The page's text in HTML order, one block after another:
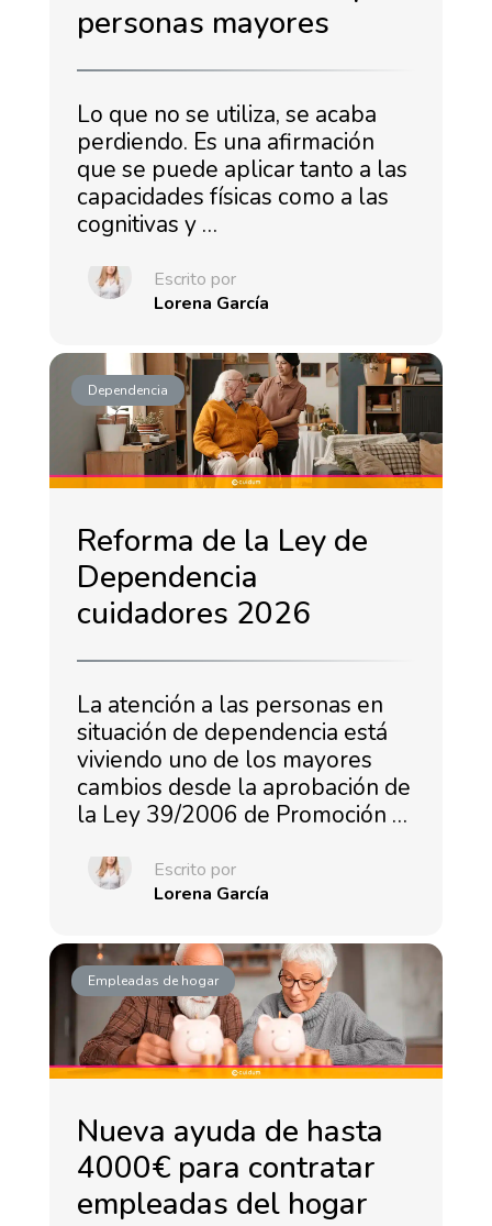
personas mayores
Lo que no se utiliza, se acaba
perdiendo. Es una afirmación
que se puede aplicar tanto a las
capacidades físicas como a las
cognitivas y …
Escrito por
Lorena García
Dependencia
Reforma de la Ley de
Dependencia
cuidadores 2026
La atención a las personas en
situación de dependencia está
viviendo uno de los mayores
cambios desde la aprobación de
la Ley 39/2006 de Promoción …
Escrito por
Lorena García
Empleadas de hogar
Nueva ayuda de hasta
4000€ para contratar
empleadas del hogar